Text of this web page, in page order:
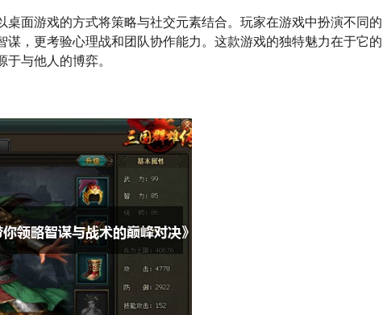
面游戏的方式将策略与社交元素结合。玩家在游戏中扮演不同的
，更考验心理战和团队协作能力。这款游戏的独特魅力在于它的
与他人的博弈。